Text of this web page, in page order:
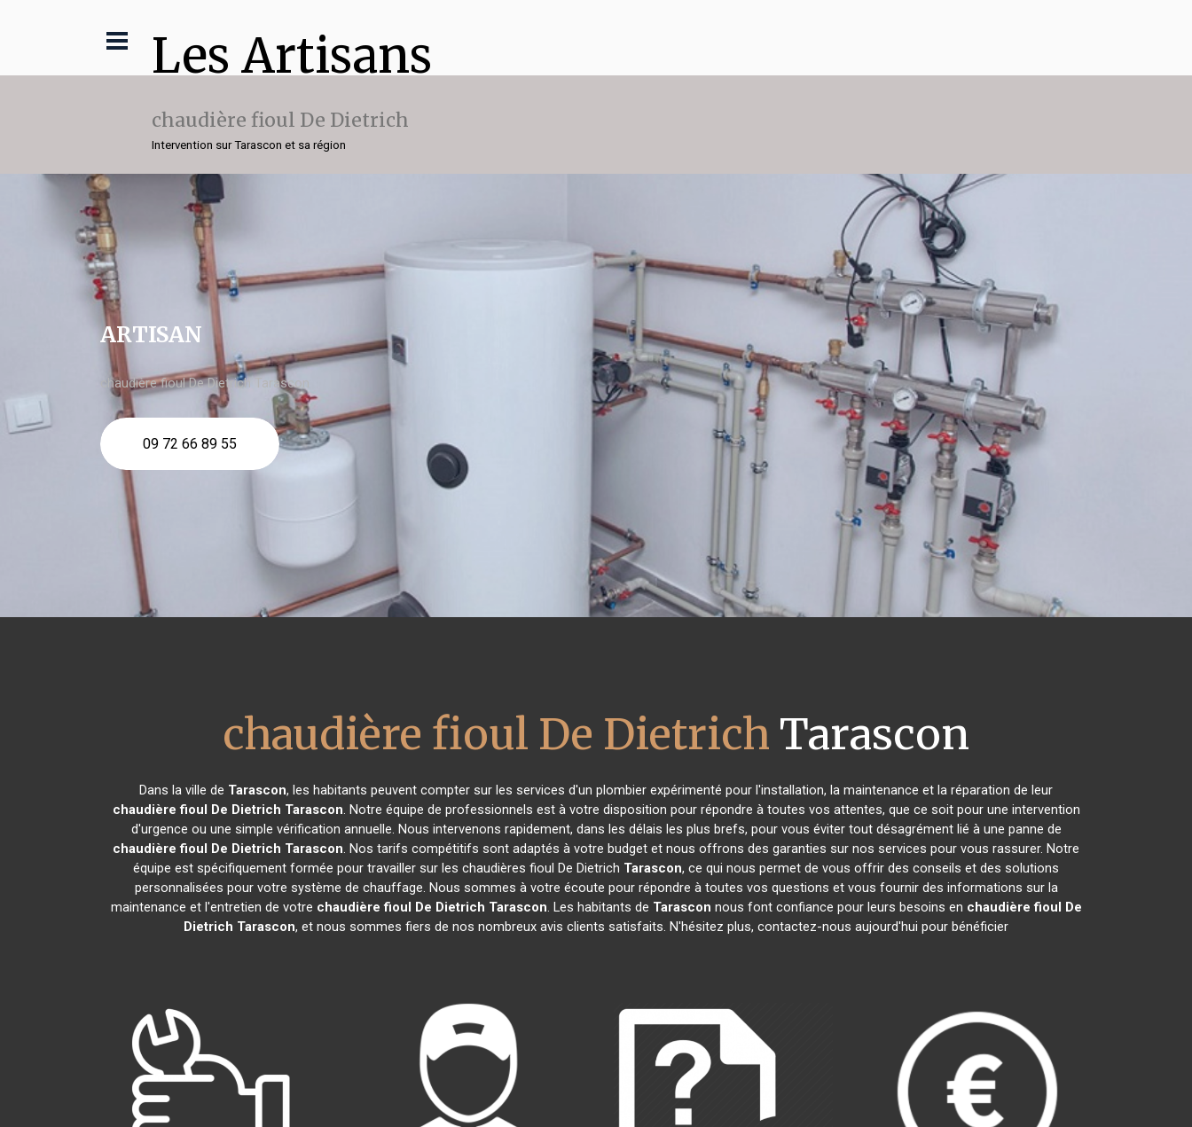
Les Artisans
chaudière fioul De Dietrich
Intervention sur Tarascon et sa région
ARTISAN
chaudière fioul De Dietrich Tarascon
09 72 66 89 55
chaudière fioul De Dietrich Tarascon
Dans la ville de Tarascon, les habitants peuvent compter sur les services d'un plombier expérimenté pour l'installation, la maintenance et la réparation de leur
chaudière fioul De Dietrich Tarascon. Notre équipe de professionnels est à votre disposition pour répondre à toutes vos attentes, que ce soit pour une intervention
d'urgence ou une simple vérification annuelle. Nous intervenons rapidement, dans les délais les plus brefs, pour vous éviter tout désagrément lié à une panne de
chaudière fioul De Dietrich Tarascon. Nos tarifs compétitifs sont adaptés à votre budget et nous offrons des garanties sur nos services pour vous rassurer. Notre
équipe est spécifiquement formée pour travailler sur les chaudières fioul De Dietrich Tarascon, ce qui nous permet de vous offrir des conseils et des solutions
personnalisées pour votre système de chauffage. Nous sommes à votre écoute pour répondre à toutes vos questions et vous fournir des informations sur la
maintenance et l'entretien de votre chaudière fioul De Dietrich Tarascon. Les habitants de Tarascon nous font confiance pour leurs besoins en chaudière fioul De
Dietrich Tarascon, et nous sommes fiers de nos nombreux avis clients satisfaits. N'hésitez plus, contactez-nous aujourd'hui pour bénéficier